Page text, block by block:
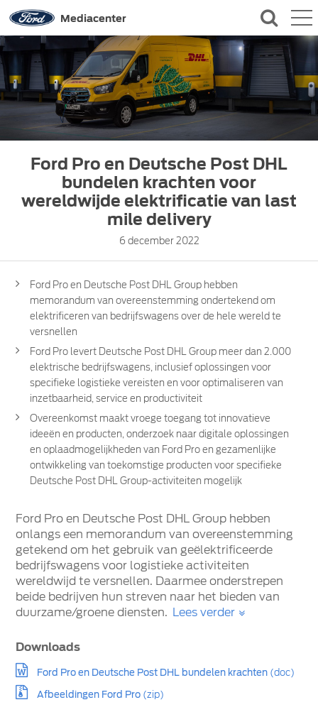
Mediacenter
CONTACT
Ford Pro en Deutsche Post DHL
bundelen krachten voor
wereldwijde elektrificatie van last
mile delivery
6 december 2022
Ford Pro en Deutsche Post DHL Group hebben
memorandum van overeenstemming ondertekend om
elektrificeren van bedrijfswagens over de hele wereld te
versnellen
Ford Pro levert Deutsche Post DHL Group meer dan 2.000
elektrische bedrijfswagens, inclusief oplossingen voor
specifieke logistieke vereisten en voor optimaliseren van
inzetbaarheid, service en productiviteit
Overeenkomst maakt vroege toegang tot innovatieve
ideeën en producten, onderzoek naar digitale oplossingen
en oplaadmogelijkheden van Ford Pro en gezamenlijke
ontwikkeling van toekomstige producten voor specifieke
Deutsche Post DHL Group-activiteiten mogelijk
Ford Pro en Deutsche Post DHL Group hebben
onlangs een memorandum van overeenstemming
getekend om het gebruik van geëlektrificeerde
bedrijfswagens voor logistieke activiteiten
wereldwijd te versnellen. Daarmee onderstrepen
beide bedrijven hun streven naar het bieden van
duurzame/groene diensten. Lees verder
Downloads
Ford Pro en Deutsche Post DHL bundelen krachten (doc)
Afbeeldingen Ford Pro (zip)